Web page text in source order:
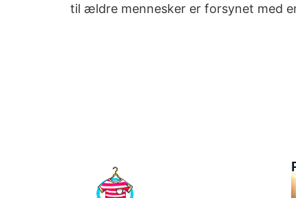
til ældre mennesker er forsynet med